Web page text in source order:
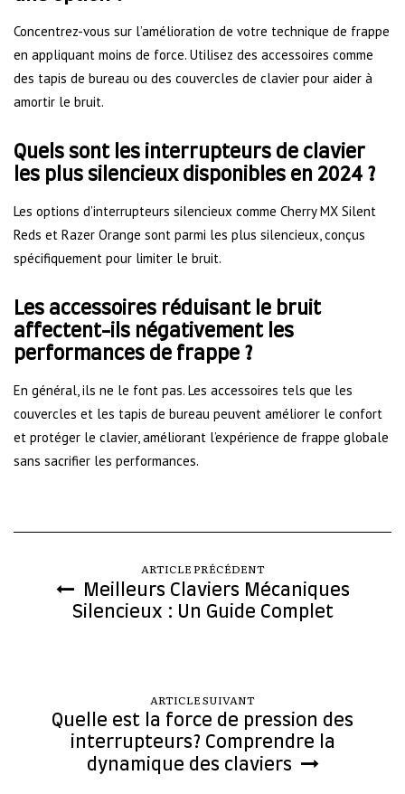
Concentrez-vous sur l’amélioration de votre technique de frappe
en appliquant moins de force. Utilisez des accessoires comme
des tapis de bureau ou des couvercles de clavier pour aider à
amortir le bruit.
Quels sont les interrupteurs de clavier
les plus silencieux disponibles en 2024 ?
Les options d’interrupteurs silencieux comme Cherry MX Silent
Reds et Razer Orange sont parmi les plus silencieux, conçus
spécifiquement pour limiter le bruit.
Les accessoires réduisant le bruit
affectent-ils négativement les
performances de frappe ?
En général, ils ne le font pas. Les accessoires tels que les
couvercles et les tapis de bureau peuvent améliorer le confort
et protéger le clavier, améliorant l’expérience de frappe globale
sans sacrifier les performances.
ARTICLE PRÉCÉDENT
Meilleurs Claviers Mécaniques
Silencieux : Un Guide Complet
ARTICLE SUIVANT
Quelle est la force de pression des
interrupteurs? Comprendre la
dynamique des claviers